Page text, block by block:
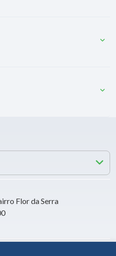
Flor da Serra